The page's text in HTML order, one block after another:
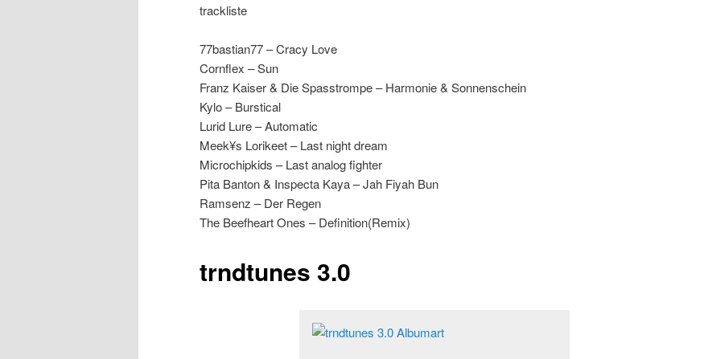
trackliste
77bastian77 – Cracy Love
Cornflex – Sun
Franz Kaiser & Die Spasstrompe – Harmonie & Sonnenschein
Kylo – Burstical
Lurid Lure – Automatic
Meek¥s Lorikeet – Last night dream
Microchipkids – Last analog fighter
Pita Banton & Inspecta Kaya – Jah Fiyah Bun
Ramsenz – Der Regen
The Beefheart Ones – Definition(Remix)
trndtunes 3.0